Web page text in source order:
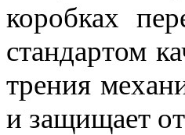
коробках
стандартом
трения
и защищает